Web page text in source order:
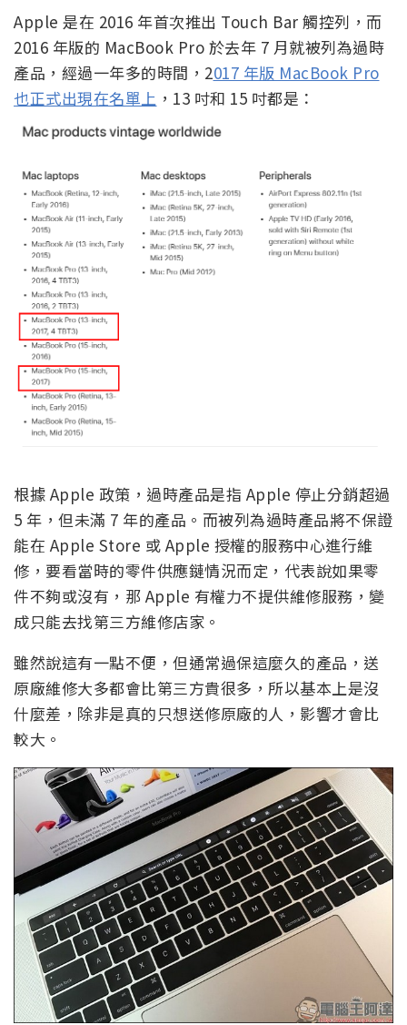
Apple 是在 2016 年首次推出 Touch Bar 觸控列，而
2016 年版的 MacBook Pro 於去年 7 月就被列為過時
產品，經過一年多的時間，2017 年版 MacBook Pro
也正式出現在名單上 ，13 吋和 15 吋都是：
根據 Apple 政策，過時產品是指 Apple 停止分銷超過
5 年，但未滿 7 年的產品。而被列為過時產品將不保證
能在 Apple Store 或 Apple 授權的服務中心進行維
修，要看當時的零件供應鏈情況而定，代表說如果零
件不夠或沒有，那 Apple 有權力不提供維修服務，變
成只能去找第三方維修店家。
雖然說這有一點不便，但通常過保這麼久的產品，送
原廠維修大多都會比第三方貴很多，所以基本上是沒
什麼差，除非是真的只想送修原廠的人，影響才會比
較大。